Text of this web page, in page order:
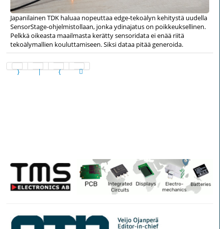
Japanilainen TDK haluaa nopeuttaa edge-tekoälyn kehitystä uudella
SensorStage-ohjelmistollaan, jonka ydinajatus on poikkeuksellinen.
Pelkkä oikeasta maailmasta kerätty sensoridata ei enää riitä
tekoälymallien kouluttamiseen. Siksi dataa pitää generoida.